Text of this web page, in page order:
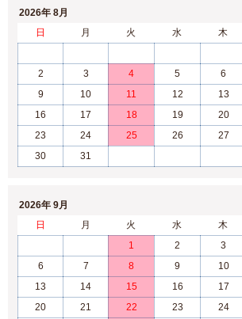
2026年 8月
日
月 火 水 木
2
3 4 5 6
9
10 11 12 13
16
17 18 19 20
23
24 25 26 27
30
31
2026年 9月
日
月 火 水 木
1
2 3
6
7 8 9 10
13
14 15 16 17
20
21 22 23 24